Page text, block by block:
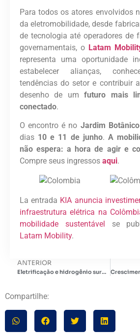
Para todos os atores envolvidos
da eletromobilidade, desde
de tecnologia até operadores de
governamentais, o Latam
representa uma oportunidade
estabelecer alianças,
tendências do setor e contribuir
desenho de umfuturo mais
conectado.
O encontro é no Jardim
dias 10 e 11 de junho. A
não espera: a hora de agir e
Compre seus ingressos aqui.
La entrada KIA anuncia
infraestrutura elétrica na
mobilidade sustentável se
Latam Mobility.
ANTERIOR
Eletrificação e hidrogênio surgem como solução para descarbonizar transporte pesado
Compartilhe: